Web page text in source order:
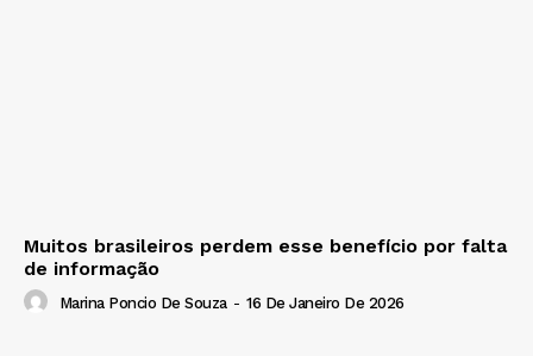
Muitos brasileiros perdem esse benefício por falta
de informação
Marina Poncio De Souza - 16 De Janeiro De 2026